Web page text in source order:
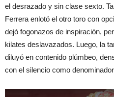
el desrazado y sin clase sexto.
Ferrera enlotó el otro toro con
dejó fogonazos de inspiración,
kilates deslavazados. Luego, la
diluyó en contenido plúmbeo,
con el silencio como